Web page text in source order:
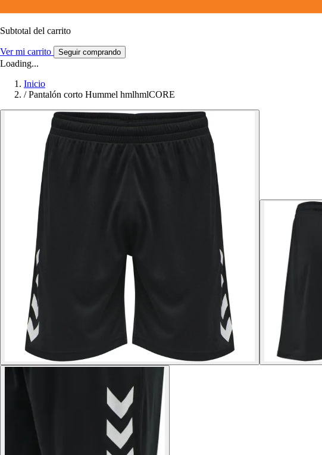
Subtotal del carrito
Ver mi carrito Seguir comprando
Loading...
Inicio
/ Pantalón corto Hummel hmlhmlCORE